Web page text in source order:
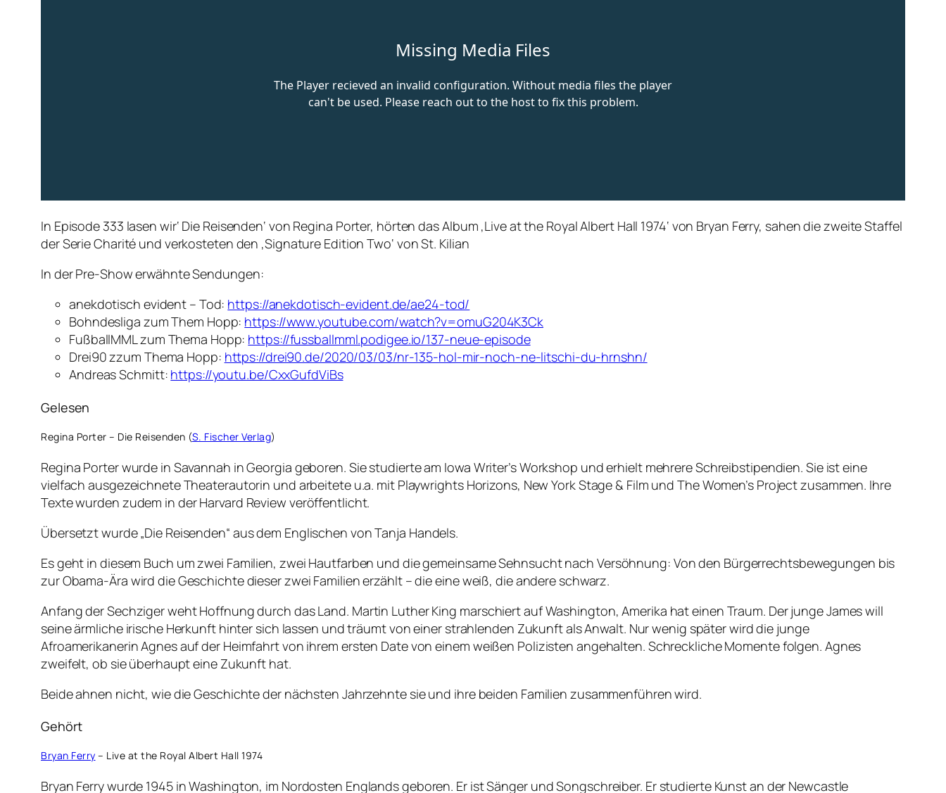
In Episode 333 lasen wir‘ Die Reisenden‘ von Regina Porter, hörten das Album ‚Live at the Royal Albert Hall 1974‘ von Bryan Ferry, sahen die zweite Staffel
der Serie Charité und verkosteten den ‚Signature Edition Two‘ von St. Kilian
In der Pre-Show erwähnte Sendungen:
anekdotisch evident – Tod: https://anekdotisch-evident.de/ae24-tod/
Bohndesliga zum Them Hopp: https://www.youtube.com/watch?v=omuG204K3Ck
FußballMML zum Thema Hopp: https://fussballmml.podigee.io/137-neue-episode
Drei90 zzum Thema Hopp: https://drei90.de/2020/03/03/nr-135-hol-mir-noch-ne-litschi-du-hrnshn/
Andreas Schmitt: https://youtu.be/CxxGufdViBs
Gelesen
Regina Porter – Die Reisenden (S. Fischer Verlag)
Regina Porter wurde in Savannah in Georgia geboren. Sie studierte am Iowa Writer’s Workshop und erhielt mehrere Schreibstipendien. Sie ist eine
vielfach ausgezeichnete Theaterautorin und arbeitete u.a. mit Playwrights Horizons, New York Stage & Film und The Women’s Project zusammen. Ihre
Texte wurden zudem in der Harvard Review veröffentlicht.
Übersetzt wurde „Die Reisenden“ aus dem Englischen von Tanja Handels.
Es geht in diesem Buch um zwei Familien, zwei Hautfarben und die gemeinsame Sehnsucht nach Versöhnung: Von den Bürgerrechtsbewegungen bis
zur Obama-Ära wird die Geschichte dieser zwei Familien erzählt – die eine weiß, die andere schwarz.
Anfang der Sechziger weht Hoffnung durch das Land. Martin Luther King marschiert auf Washington, Amerika hat einen Traum. Der junge James will
seine ärmliche irische Herkunft hinter sich lassen und träumt von einer strahlenden Zukunft als Anwalt. Nur wenig später wird die junge
Afroamerikanerin Agnes auf der Heimfahrt von ihrem ersten Date von einem weißen Polizisten angehalten. Schreckliche Momente folgen. Agnes
zweifelt, ob sie überhaupt eine Zukunft hat.
Beide ahnen nicht, wie die Geschichte der nächsten Jahrzehnte sie und ihre beiden Familien zusammenführen wird.
Gehört
Bryan Ferry – Live at the Royal Albert Hall 1974
Bryan Ferry wurde 1945 in Washington, im Nordosten Englands geboren. Er ist Sänger und Songschreiber. Er studierte Kunst an der Newcastle